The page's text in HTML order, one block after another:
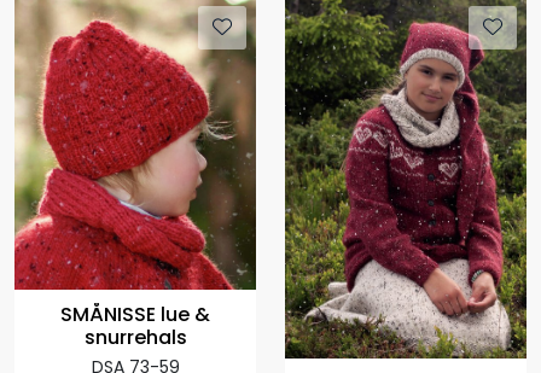
SMÅNISSE lue &
snurrehals
DSA 73-59